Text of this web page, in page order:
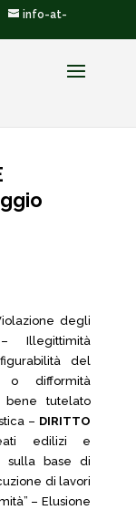
info-at-
degli
del
o difformità
bene tutelato
– DIRITTO
edilizi e
sulla base di
di lavori
– Elusione